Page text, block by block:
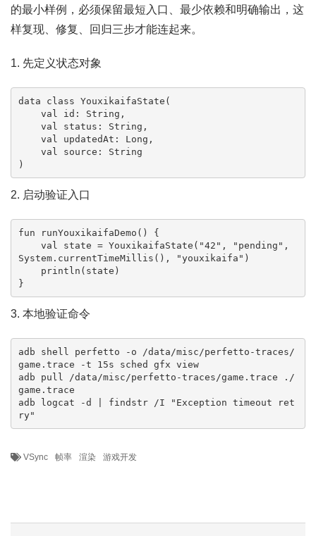
的最小样例，必须保留最短入口、最少依赖和明确输出，这
样复现、修复、回归三步才能连起来。
1. 先定义状态对象
data class YouxikaifaState(
)
2. 启动验证入口
fun runYouxikaifaDemo() {
System.currentTimeMillis(), "youxikaifa")
}
3. 本地验证命令
adb shell perfetto -o /data/misc/perfetto-traces/
game.trace -t 15s sched gfx view
adb pull /data/misc/perfetto-traces/game.trace ./
game.trace
adb logcat -d | findstr /I "Exception timeout ret
ry"
VSync 帧率 渲染 游戏开发